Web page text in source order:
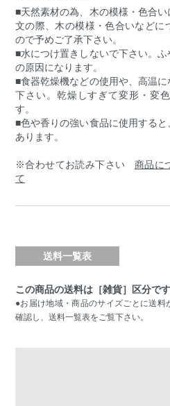
■天然素材の為、木の模様・色合
文の際、木の模様・色合いなどに
ので予めご了承下さい。
■水につけ置きしないで下さい。
の原因になります。
■食器乾燥機などの使用や、高温
下さい。乾燥しすぎて変形・変
す。
■色や香りの強い食品に使用する
あります。
※合わせてお読み下さい 商品に
て
送料一覧表
この商品の送料は［雑貨］区分です
●お届け地域・商品のサイズごとに送
確認し、送料一覧表をご覧下さい。